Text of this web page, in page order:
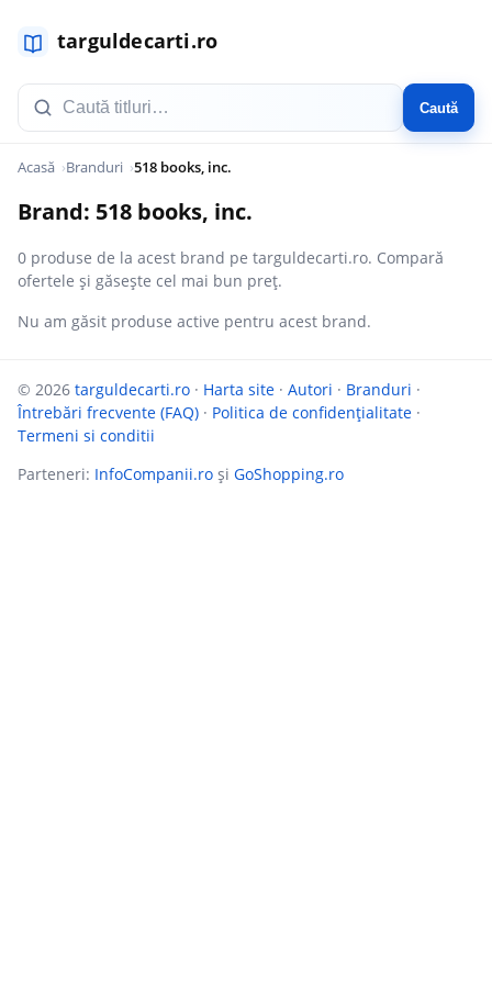
Caută
Acasă Branduri 518 books, inc.
Brand: 518 books, inc.
0 produse de la acest brand pe targuldecarti.ro. Compară
ofertele și găsește cel mai bun preț.
Nu am găsit produse active pentru acest brand.
© 2026 targuldecarti.ro · Harta site · Autori · Branduri ·
Întrebări frecvente (FAQ) · Politica de confidențialitate ·
Termeni si conditii
Parteneri: InfoCompanii.ro și GoShopping.ro